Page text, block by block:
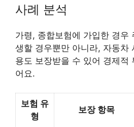
사례 분석
가령, 종합보험에 가입한 경우
생할 경우뿐만 아니라, 자동차
용도 보장받을 수 있어 경제적
어요.
보험 유
형
보장 항목